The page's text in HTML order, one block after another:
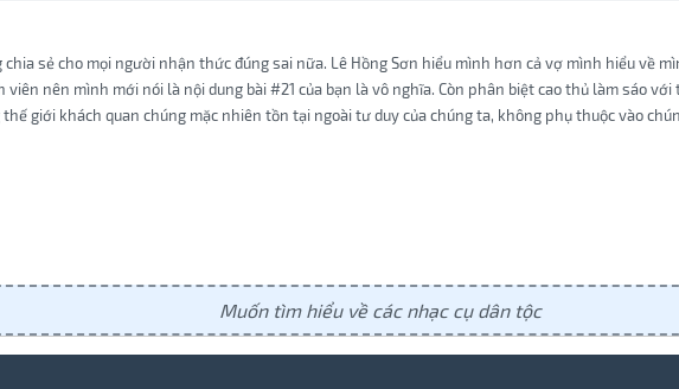
sẻ cho mọi người nhận thức đúng sai nữa. Lê Hồng Sơn hiểu mình hơn cả vợ mình hiểu về
viên nên mình mới nói là nội dung bài #21 của bạn là vô nghĩa. Còn phân biệt cao thủ làm sáo
giới khách quan chúng mặc nhiên tồn tại ngoài tư duy của chúng ta, không phụ thuộc vào
Muốn tìm hiểu về các nhạc cụ dân tộc